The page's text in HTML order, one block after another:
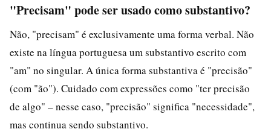
"Precisam" pode ser usado como substantivo?
Não, "precisam" é exclusivamente uma forma verbal. Não
existe na língua portuguesa um substantivo escrito com
"am" no singular. A única forma substantiva é "precisão"
(com "ão"). Cuidado com expressões como "ter precisão
de algo" – nesse caso, "precisão" significa "necessidade",
mas continua sendo substantivo.